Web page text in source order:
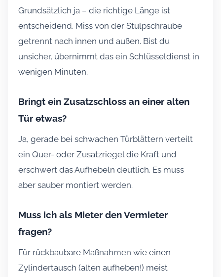
Grundsätzlich ja – die richtige Länge ist
entscheidend. Miss von der Stulpschraube
getrennt nach innen und außen. Bist du
unsicher, übernimmt das ein Schlüsseldienst in
wenigen Minuten.
Bringt ein Zusatzschloss an einer alten
Tür etwas?
Ja, gerade bei schwachen Türblättern verteilt
ein Quer- oder Zusatzriegel die Kraft und
erschwert das Aufhebeln deutlich. Es muss
aber sauber montiert werden.
Muss ich als Mieter den Vermieter
fragen?
Für rückbaubare Maßnahmen wie einen
Zylindertausch (alten aufheben!) meist